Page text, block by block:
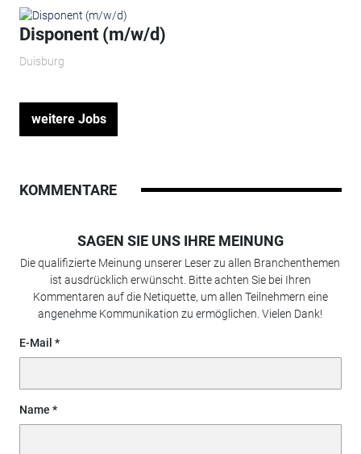
Disponent (m/w/d)
Duisburg
weitere Jobs
KOMMENTARE
SAGEN SIE UNS IHRE MEINUNG
Die qualifizierte Meinung unserer Leser zu allen Branchenthemen
ist ausdrücklich erwünscht. Bitte achten Sie bei Ihren
Kommentaren auf die Netiquette, um allen Teilnehmern eine
angenehme Kommunikation zu ermöglichen. Vielen Dank!
E-Mail
Name